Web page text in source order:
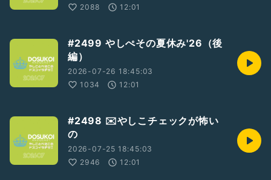
2088
12:01
#2499 やしぺその夏休み'26（後
編）
2026-07-26 18:45:03
1034
12:01
#2498 ✉️やしこチェックが怖い
の
2026-07-25 18:45:03
2946
12:01